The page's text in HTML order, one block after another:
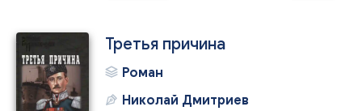
Третья причина
Роман
Николай Дмитриев